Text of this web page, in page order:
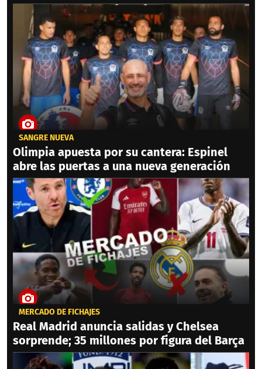
SANGRE NUEVA
Olimpia apuesta por su cantera: Espinel
abre las puertas a una nueva generación
MERCADO DE FICHAJES
Real Madrid anuncia salidas y Chelsea
sorprende; 35 millones por figura del Barça